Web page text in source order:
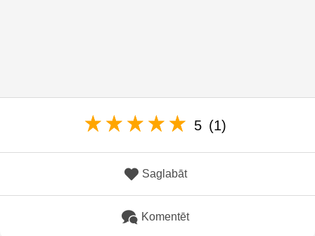
5 (1)
Saglabāt
Komentēt